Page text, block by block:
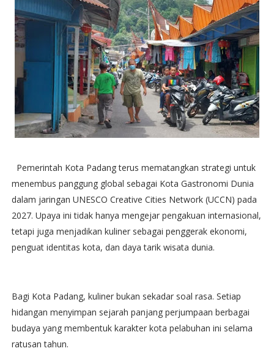
Pemerintah Kota Padang terus mematangkan strategi untuk
menembus panggung global sebagai Kota Gastronomi Dunia
dalam jaringan UNESCO Creative Cities Network (UCCN) pada
2027. Upaya ini tidak hanya mengejar pengakuan internasional,
tetapi juga menjadikan kuliner sebagai penggerak ekonomi,
penguat identitas kota, dan daya tarik wisata dunia.
Bagi Kota Padang, kuliner bukan sekadar soal rasa. Setiap
hidangan menyimpan sejarah panjang perjumpaan berbagai
budaya yang membentuk karakter kota pelabuhan ini selama
ratusan tahun.